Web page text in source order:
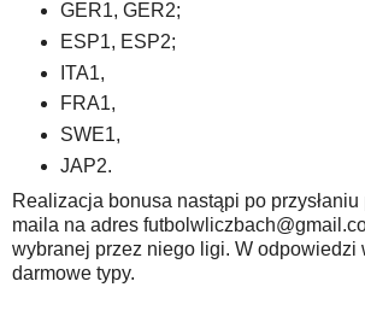
GER1, GER2;
ESP1, ESP2;
ITA1,
FRA1,
SWE1,
JAP2.
Realizacja bonusa nastąpi po
maila na adres
wybranej przez niego ligi. W odpowiedzi
darmowe typy.